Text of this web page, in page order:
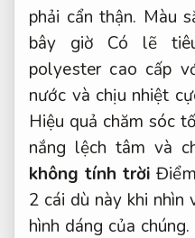
phải cẩn thận. Màu
bây giờ Có lẽ
polyester cao cấp
nước và chịu nhiệt
Hiệu quả chăm sóc
nắng lệch tâm và
không tính trời
2 cái dù này khi nhìn
hình dáng của chúng.